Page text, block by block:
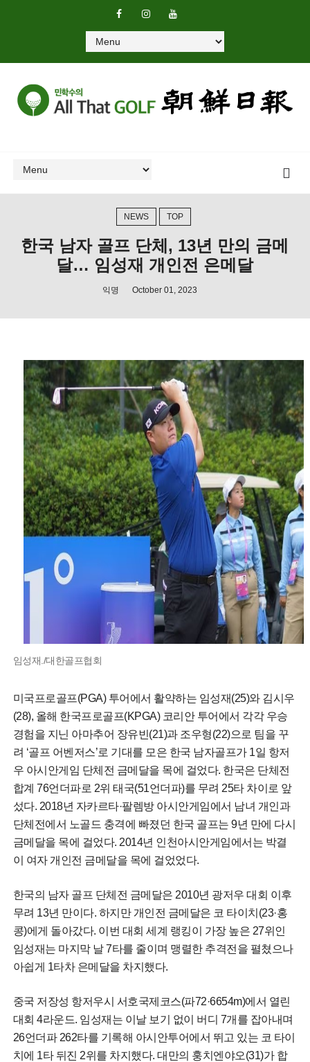
NEWS TOP
한국 남자 골프 단체, 13년 만의 금메
달… 임성재 개인전 은메달
익명 October 01, 2023
임성재./대한골프협회
미국프로골프(PGA) 투어에서 활약하는 임성재(25)와 김시우
(28), 올해 한국프로골프(KPGA) 코리안 투어에서 각각 우승
경험을 지닌 아마추어 장유빈(21)과 조우형(22)으로 팀을 꾸
려 ‘골프 어벤저스’로 기대를 모은 한국 남자골프가 1일 항저
우 아시안게임 단체전 금메달을 목에 걸었다. 한국은 단체전
합계 76언더파로 2위 태국(51언더파)를 무려 25타 차이로 앞
섰다. 2018년 자카르타·팔렘방 아시안게임에서 남녀 개인과
단체전에서 노골드 충격에 빠졌던 한국 골프는 9년 만에 다시
금메달을 목에 걸었다. 2014년 인천아시안게임에서는 박결
이 여자 개인전 금메달을 목에 걸었었다.
한국의 남자 골프 단체전 금메달은 2010년 광저우 대회 이후
무려 13년 만이다. 하지만 개인전 금메달은 코 타이치(23·홍
콩)에게 돌아갔다. 이번 대회 세계 랭킹이 가장 높은 27위인
임성재는 마지막 날 7타를 줄이며 맹렬한 추격전을 펼쳤으나
아쉽게 1타차 은메달을 차지했다.
중국 저장성 항저우시 서호국제코스(파72·6654m)에서 열린
대회 4라운드. 임성재는 이날 보기 없이 버디 7개를 잡아내며
26언더파 262타를 기록해 아시안투어에서 뛰고 있는 코 타이
치에 1타 뒤진 2위를 차지했다. 대만의 훙치엔야오(31)가 합